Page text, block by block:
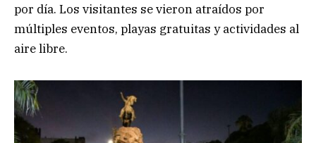
por día. Los visitantes se vieron atraídos por
múltiples eventos, playas gratuitas y actividades al
aire libre.